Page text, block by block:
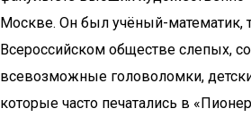
Москве. Он был учёный-математик,
Всероссийском обществе слепых,
всевозможные головоломки,
которые часто печатались в